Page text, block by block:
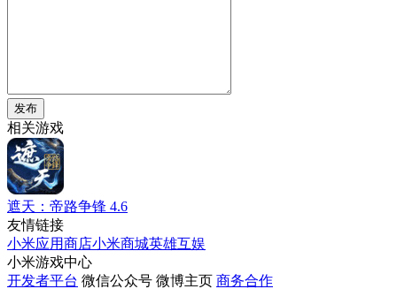
发布
相关游戏
遮天：帝路争锋 4.6
友情链接
小米应用商店小米商城英雄互娱
小米游戏中心
开发者平台 微信公众号 微博主页 商务合作